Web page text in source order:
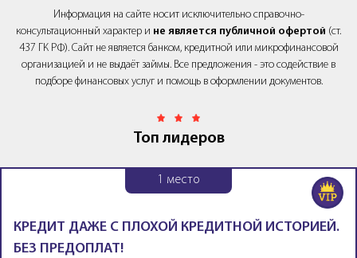
Информация на сайте носит исключительно справочно-
консультационный характер и не является публичной офертой (ст.
437 ГК РФ). Сайт не является банком, кредитной или микрофинансовой
организацией и не выдаёт займы. Все предложения - это содействие в
подборе финансовых услуг и помощь в оформлении документов.
Топ лидеров
1 место
КРЕДИТ ДАЖЕ С ПЛОХОЙ КРЕДИТНОЙ ИСТОРИЕЙ.
БЕЗ ПРЕДОПЛАТ!